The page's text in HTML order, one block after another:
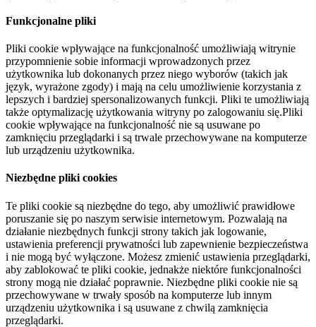
Funkcjonalne pliki
Pliki cookie wpływające na funkcjonalność umożliwiają witrynie
przypomnienie sobie informacji wprowadzonych przez
użytkownika lub dokonanych przez niego wyborów (takich jak
język, wyrażone zgody) i mają na celu umożliwienie korzystania z
lepszych i bardziej spersonalizowanych funkcji. Pliki te umożliwiają
także optymalizację użytkowania witryny po zalogowaniu się.Pliki
cookie wpływające na funkcjonalność nie są usuwane po
zamknięciu przeglądarki i są trwale przechowywane na komputerze
lub urządzeniu użytkownika.
Niezbędne pliki cookies
Te pliki cookie są niezbędne do tego, aby umożliwić prawidłowe
poruszanie się po naszym serwisie internetowym. Pozwalają na
działanie niezbędnych funkcji strony takich jak logowanie,
ustawienia preferencji prywatności lub zapewnienie bezpieczeństwa
i nie mogą być wyłączone. Możesz zmienić ustawienia przeglądarki,
aby zablokować te pliki cookie, jednakże niektóre funkcjonalności
strony mogą nie działać poprawnie. Niezbędne pliki cookie nie są
przechowywane w trwały sposób na komputerze lub innym
urządzeniu użytkownika i są usuwane z chwilą zamknięcia
przeglądarki.